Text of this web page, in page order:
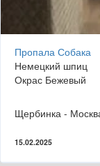
Пропала Собака
Немецкий шпиц
Окрас Бежевый
Щербинка -
15.02.2025